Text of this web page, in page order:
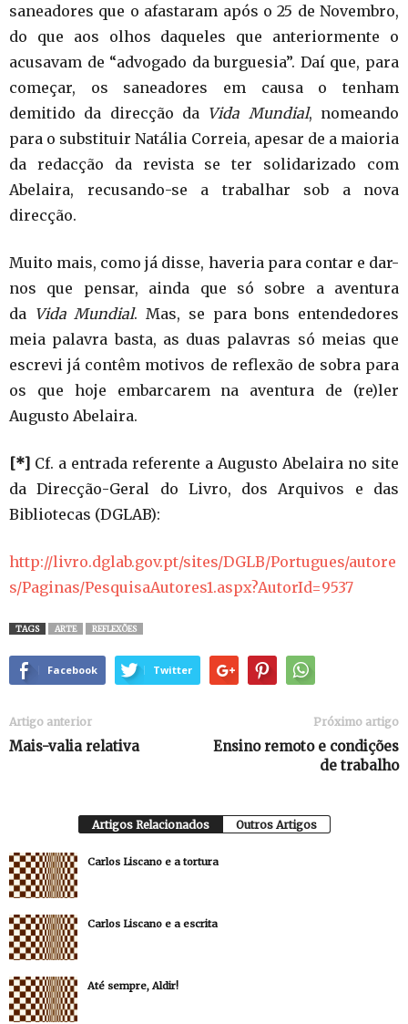
saneadores que o afastaram após o 25 de Novembro,
do que aos olhos daqueles que anteriormente o
acusavam de “advogado da burguesia”. Daí que, para
começar, os saneadores em causa o tenham
demitido da direcção da Vida Mundial, nomeando
para o substituir Natália Correia, apesar de a maioria
da redacção da revista se ter solidarizado com
Abelaira, recusando-se a trabalhar sob a nova
direcção.
Muito mais, como já disse, haveria para contar e dar-
nos que pensar, ainda que só sobre a aventura
da Vida Mundial. Mas, se para bons entendedores
meia palavra basta, as duas palavras só meias que
escrevi já contêm motivos de reflexão de sobra para
os que hoje embarcarem na aventura de (re)ler
Augusto Abelaira.
[*] Cf. a entrada referente a Augusto Abelaira no site
da Direcção-Geral do Livro, dos Arquivos e das
Bibliotecas (DGLAB):
http://livro.dglab.gov.pt/sites/DGLB/Portugues/autore
s/Paginas/PesquisaAutores1.aspx?AutorId=9537
TAGS ARTE REFLEXÕES
Facebook Twitter
Artigo anterior
Mais-valia relativa
Próximo artigo
Ensino remoto e condições
de trabalho
Artigos Relacionados Outros Artigos
Carlos Liscano e a tortura
Carlos Liscano e a escrita
Até sempre, Aldir!